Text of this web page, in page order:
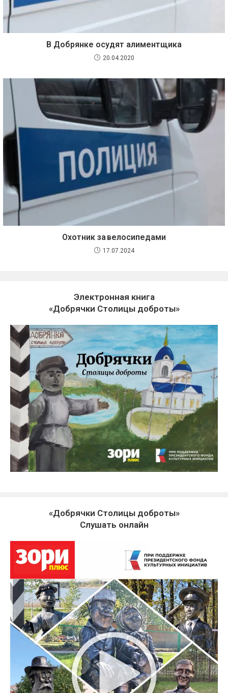
В Добрянке осудят алиментщика
20.04.2020
Охотник за велосипедами
17.07.2024
Электронная книга
«Добрячки Столицы доброты»
«Добрячки Столицы доброты»
Слушать онлайн